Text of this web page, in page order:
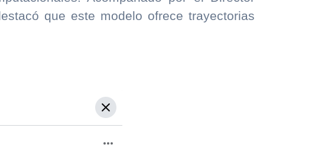
que este modelo ofrece trayectorias